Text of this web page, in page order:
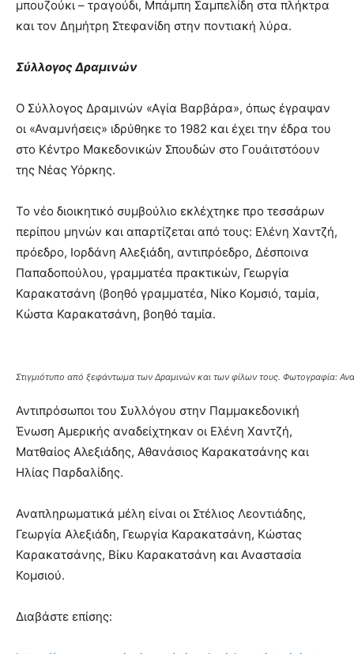
μπουζούκι – τραγούδι, Μπάμπη Σαμπελίδη στα πλήκτρα
και τον Δημήτρη Στεφανίδη στην ποντιακή λύρα.
Σύλλογος Δραμινών
Ο Σύλλογος Δραμινών «Αγία Βαρβάρα», όπως έγραψαν
οι «Αναμνήσεις» ιδρύθηκε το 1982 και έχει την έδρα του
στο Κέντρο Μακεδονικών Σπουδών στο Γουάιτστόουν
της Νέας Υόρκης.
Το νέο διοικητικό συμβούλιο εκλέχτηκε προ τεσσάρων
περίπου μηνών και απαρτίζεται από τους: Ελένη Χαντζή,
πρόεδρο, Ιορδάνη Αλεξιάδη, αντιπρόεδρο, Δέσποινα
Παπαδοπούλου, γραμματέα πρακτικών, Γεωργία
Καρακατσάνη (βοηθό γραμματέα, Νίκο Κομσιό, ταμία,
Κώστα Καρακατσάνη, βοηθό ταμία.
Στιγμιότυπο από ξεφάντωμα των Δραμινών και των φίλων τους. Φωτογραφία:
Αντιπρόσωποι του Συλλόγου στην Παμμακεδονική
Ένωση Αμερικής αναδείχτηκαν οι Ελένη Χαντζή,
Ματθαίος Αλεξιάδης, Αθανάσιος Καρακατσάνης και
Ηλίας Παρδαλίδης.
Αναπληρωματικά μέλη είναι οι Στέλιος Λεοντιάδης,
Γεωργία Αλεξιάδη, Γεωργία Καρακατσάνη, Κώστας
Καρακατσάνης, Βίκυ Καρακατσάνη και Αναστασία
Κομσιού.
Διαβάστε επίσης: